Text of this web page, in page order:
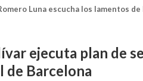
la alegre fiesta del gol en
ejecuta plan de
de Barcelona